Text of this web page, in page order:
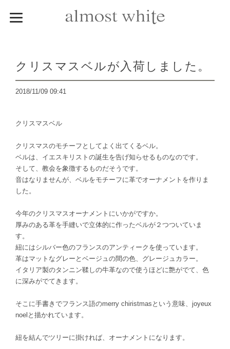
クリスマスベルが入荷しました。
2018/11/09 09:41
クリスマスベル
クリスマスのモチーフとしてよく出てくるベル。
ベルは、イエスキリストの誕生を告げ知らせるものなのです。
そして、教会を象徴するものだそうです。
音はなりませんが、ベルをモチーフに革でオーナメントを作りま
した。
今年のクリスマスオーナメントにいかがですか。
厚みのある革を手縫いで立体的に作ったベルが２つついていま
す。
紐にはシルバー色のフランスのアンティークを使っています。
革はマットなグレーとベージュの間の色、グレージュカラー。
イタリア製のタンニン鞣しの牛革なので使うほどに艶がでて、色
に深みがでてきます。
そこに手書きでフランス語のmerry chiristmasという意味、joyeux
noelと描かれています。
紐を結んでツリーに掛ければ、オーナメントになります。